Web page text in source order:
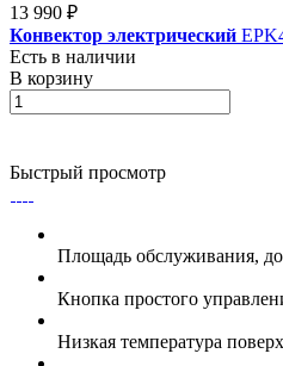
13 990 ₽
Конвектор электрический
Есть в наличии
В корзину
Быстрый просмотр
Площадь обслуживания,
Кнопка простого
Низкая температура